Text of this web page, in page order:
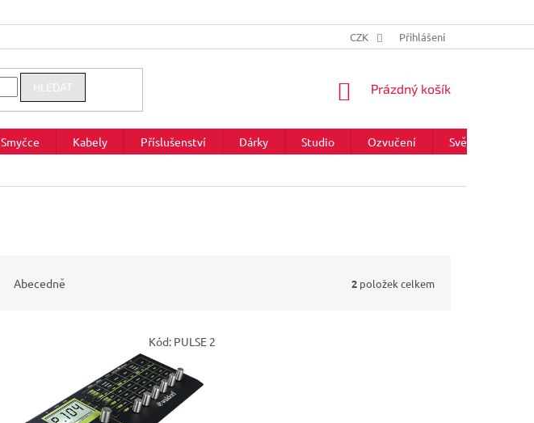
CZK Přihlášení
HLEDAT
NÁKUPNÍ
Prázdný košík
Smyčce Kabely Příslušenství Dárky Studio Ozvučení Světla
Abecedně 2 položek celkem
Kód: PULSE 2